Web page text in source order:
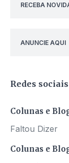
RECEBA
ANUNCIE AQUI
Redes sociais
Colunas e
Faltou Dizer
Colunas e